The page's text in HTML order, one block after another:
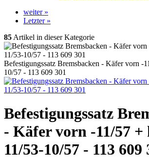
weiter »
Letzter »
85 Artikel in dieser Kategorie
Befestigungssatz Bremsbacken - Käfer vorn -
10/57 - 113 609 301
Befestigungssatz
- Käfer vorn -11/57 +
11/53-10/57 - 113 609